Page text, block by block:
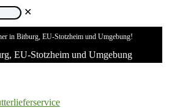
✕
in Bitburg, EU-Stotzheim und Umgebung!
EU-Stotzheim und Umgebung